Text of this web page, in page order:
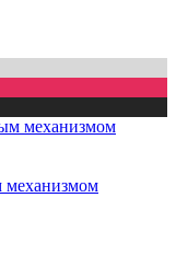
механизмом